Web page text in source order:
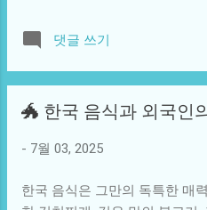
기술적인 요소도 큰 영향을 미
있다. 감시 카메라, 데이터 분
한다. 특히, 디지털 증거가 범죄
으면서, 피의자가 묵비권을 행
자신의 권리를 효율적으로 행
예를 들어, 디지털 기술을 통해
직의 의사결정 메커니즘에서
게 발생할 수 있는지 이해하기
볼 필요가 있다. 첫째, 금융 산
하는 가운데, 일부 간부가 단기
너지고, 개인의 도덕성이 희생
할 수 없다. 일반적으로 은행 내
댓글 쓰기
🐲 한국 음식과 외국인
- 7월 03, 2025
한국 음식은 그만의 독특한 매